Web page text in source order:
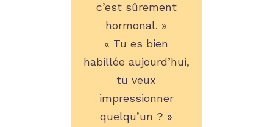
c’est sûrement
hormonal. »
« Tu es bien
habillée aujourd’hui,
tu veux
impressionner
quelqu’un ? »